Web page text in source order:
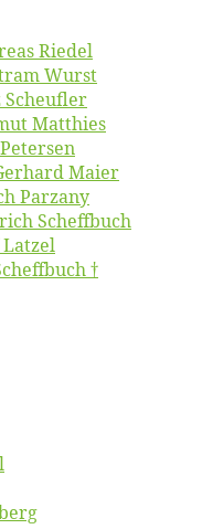
Riedel
Wurst
Scheufler
Matthies
Maier
Parzany
Scheffbuch
†